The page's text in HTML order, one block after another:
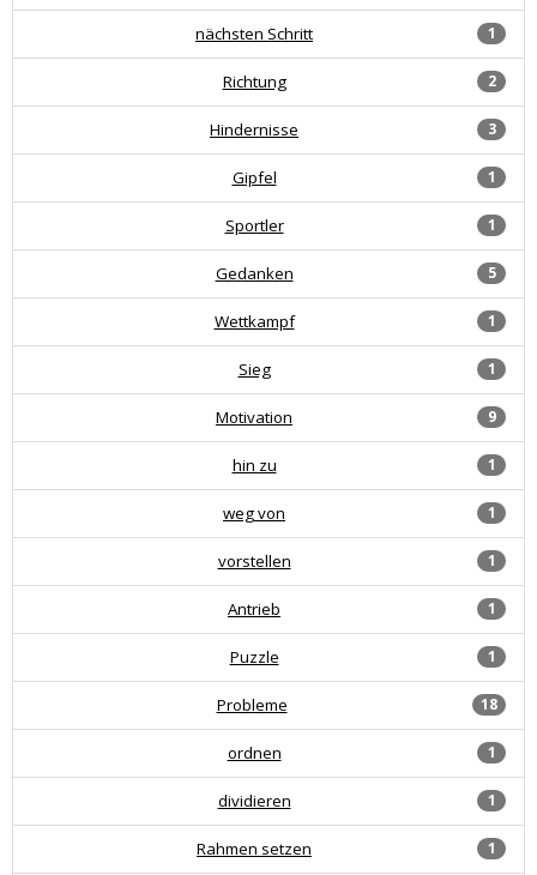
1
nächsten Schritt
2
Richtung
3
Hindernisse
1
Gipfel
1
Sportler
5
Gedanken
1
Wettkampf
1
Sieg
9
Motivation
1
hin zu
1
weg von
1
vorstellen
1
Antrieb
1
Puzzle
18
Probleme
1
ordnen
1
dividieren
1
Rahmen setzen